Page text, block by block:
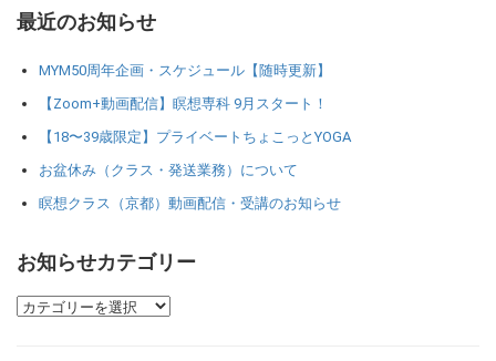
最近のお知らせ
MYM50周年企画・スケジュール【随時更新】
【Zoom+動画配信】瞑想専科 9月スタート！
【18〜39歳限定】プライベートちょこっとYOGA
お盆休み（クラス・発送業務）について
瞑想クラス（京都）動画配信・受講のお知らせ
お知らせカテゴリー